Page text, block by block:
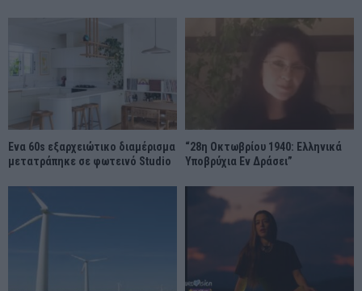
Ένα 60s εξαρχειώτικο διαμέρισμα
μετατράπηκε σε φωτεινό Studio
“28η Οκτωβρίου 1940: Ελληνικά
Υποβρύχια Εν Δράσει”